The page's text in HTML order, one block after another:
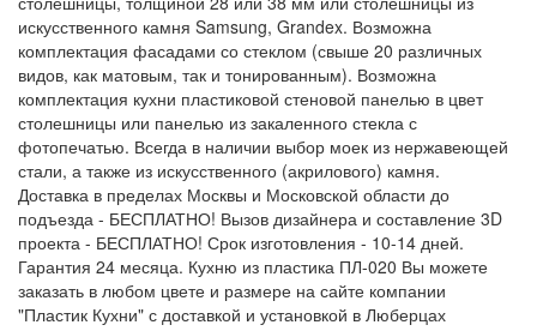
искусственного камня Samsung, Grandex. Возможна
комплектация фасадами со стеклом (свыше 20 различных
видов, как матовым, так и тонированным). Возможна
комплектация кухни пластиковой стеновой панелью в цвет
столешницы или панелью из закаленного стекла с
фотопечатью. Всегда в наличии выбор моек из нержавеющей
стали, а также из искусственного (акрилового) камня.
Доставка в пределах Москвы и Московской области до
подъезда - БЕСПЛАТНО! Вызов дизайнера и составление 3D
проекта - БЕСПЛАТНО! Срок изготовления - 10-14 дней.
Гарантия 24 месяца. Кухню из пластика ПЛ-020 Вы можете
заказать в любом цвете и размере на сайте компании
"Пластик Кухни" с доставкой и установкой в Люберцах